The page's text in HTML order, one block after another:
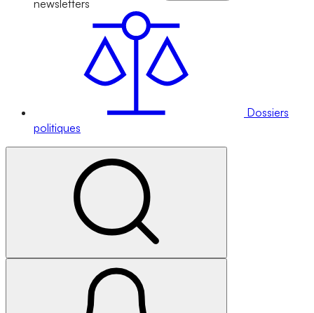
newsletters
Dossiers
politiques